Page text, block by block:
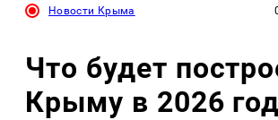
Новости Крыма
Что будет
Крыму в 2026